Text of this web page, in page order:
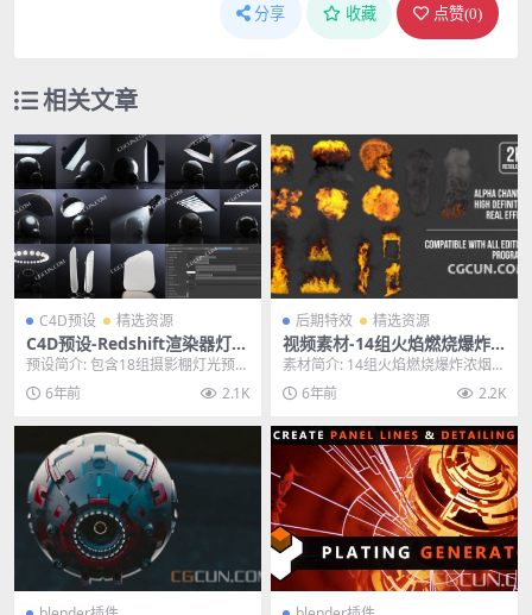
分享 收藏 点赞(0)
相关文章
C4D预设 精选资源
C4D预设-Redshift渲染器灯光
摄影棚舞台照明HDRI产品场
景渲染预设
预设简介: 包含18组摄影棚灯光预设
+9个U/L型舞台+130个HDRI预设+
5... 6年前 2.1K
后期特效 精选资源
视频素材-14组火焰燃烧爆炸
浓烟2K特效合成素材 含透明
通道
素材简介: 14组火焰燃烧爆炸浓烟2
K特效合成素材 含透明通道，14个
火焰燃烧爆...
6年前 2.2K